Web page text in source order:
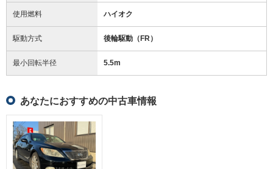
使用燃料 ハイオク
駆動方式 後輪駆動（FR）
最小回転半径 5.5m
あなたにおすすめの中古車情報